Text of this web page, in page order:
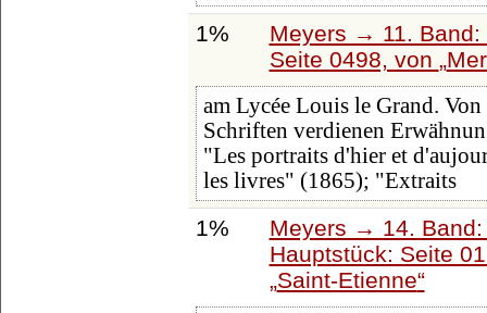
1%
Meyers → 11.
Seite 0498, von
am Lycée Louis le Grand.
Schriften verdienen
"Les portraits d'hier et
les livres" (1865); "Extraits
1%
Meyers → 14.
Hauptstück: Seite
Saint-Etienne